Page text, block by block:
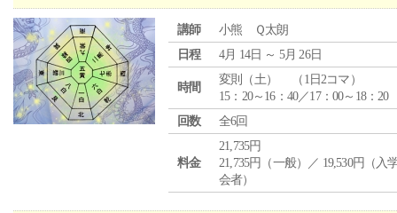
講師
小熊 Ｑ太朗
日程
4月 14日 ～ 5月 26日
時間
変則（土） （1日2コマ）
15：20～16：40／17：00～18：20
回数
全6回
料金
21,735円
21,735円（一般）／ 19,530円（入
会者）